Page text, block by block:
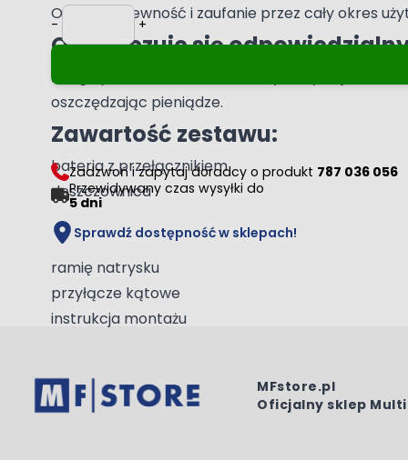
Oltens to pewność i zaufanie przez cały okres
Oltens czuje się
Z tego powodu firma OLTENS wykorzystuje
oszczędzając pieniądze.
Zawartość zestawu:
bateria z przełącznikiem
deszczownica
słuchawka prysznicowa
wąż prysznicowy
ramię natrysku
przyłącze kątowe
instrukcja montażu
-
Ilość
+
Zadzwoń i zapytaj doradcy o produkt 787 036 056
Przewidywany czas wysyłki do
5 dni
Sprawdź dostępność w sklepach!
MFstore.pl
Oficjalny sklep